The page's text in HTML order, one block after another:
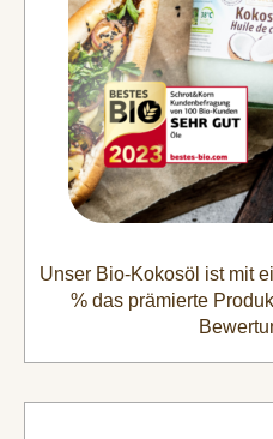
Unser Bio-Kokosöl ist mit
% das prämierte